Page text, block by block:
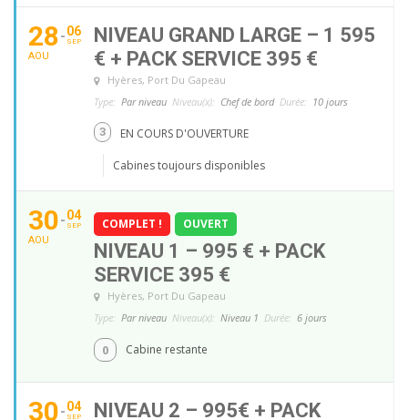
28
AOU
06
SEP
NIVEAU GRAND LARGE – 1 595
€ + PACK SERVICE 395 €
Hyères, Port Du Gapeau
Type: Par niveau Niveau(x): Chef de bord Durée: 10 jours
3 EN COURS D'OUVERTURE
Cabines toujours disponibles
30
AOU
04
SEP COMPLET ! OUVERT
NIVEAU 1 – 995 € + PACK
SERVICE 395 €
Hyères, Port Du Gapeau
Type: Par niveau Niveau(x): Niveau 1 Durée: 6 jours
0 Cabine restante
30 04
SEP NIVEAU 2 – 995€ + PACK